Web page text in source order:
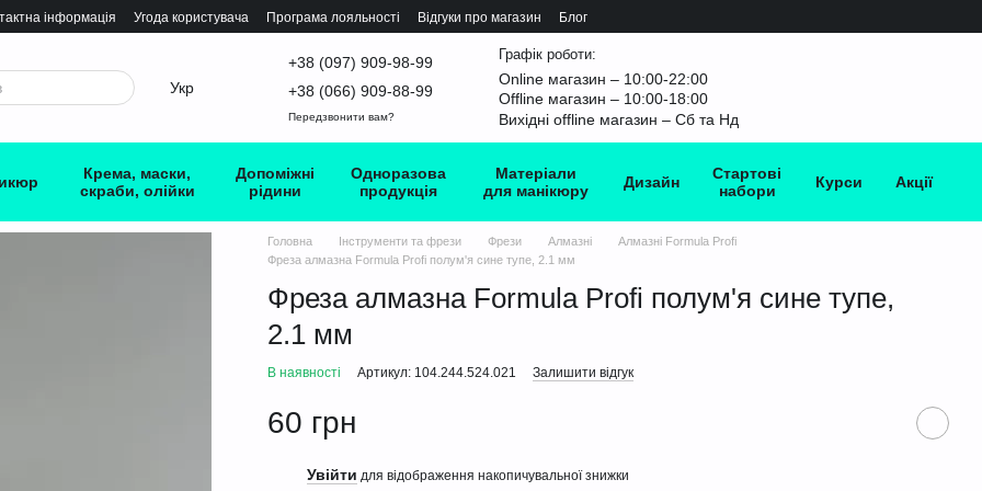
інформація Угода користувача Програма лояльності Відгуки про магазин Блог
Укр
+38 (097) 909-98-99
+38 (066) 909-88-99
Передзвонити вам?
Графік роботи:
Online магазин – 10:00-22:00
Offline магазин – 10:00-18:00
Вихідні offline магазин – Сб та Нд
Крема, маски,
скраби, олійки
Допоміжні
рідини
Одноразова
продукція
Матеріали
для манікюру
Дизайн
Стартові
набори
Курси Акції
Головна Інструменти та фрези Фрези Алмазні
Алмазні Formula Profi
Фреза алмазна Formula Profi полум'я сине тупе, 2.1 мм
Фреза алмазна Formula Profi полум'я сине тупе,
2.1 мм
В наявності Артикул: 104.244.524.021 Залишити відгук
60 грн
Увійти для відображення накопичувальної знижки